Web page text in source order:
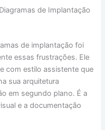
de Implantação
de implantação foi
essas frustrações. Ele
com estilo assistente que
sua arquitetura
em segundo plano. É a
e a documentação